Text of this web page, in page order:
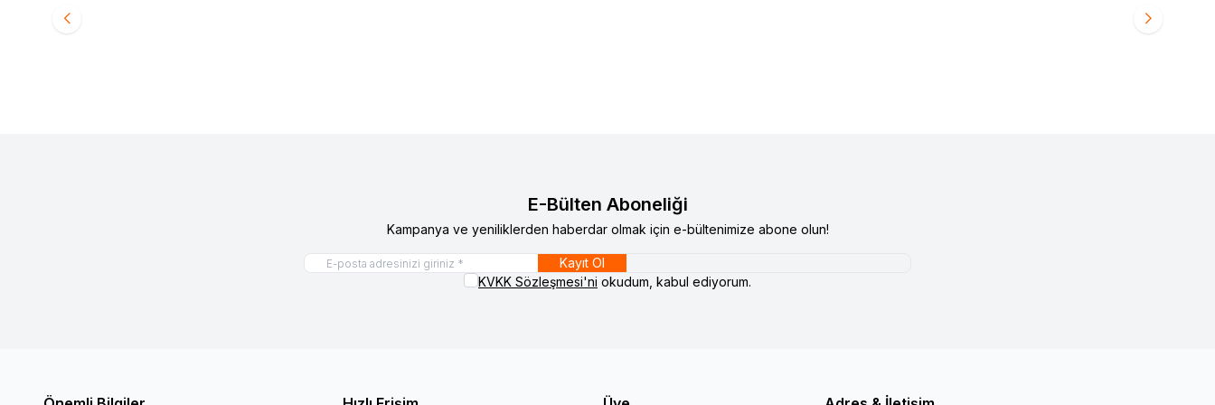
Ürün fiyatını görmek için Bayi Girişiyapınız
E-Bülten Aboneliği
Kampanya ve yeniliklerden haberdar olmak için e-bültenimize abone olun!
Kayıt Ol
KVKK Sözleşmesi'ni okudum, kabul ediyorum.